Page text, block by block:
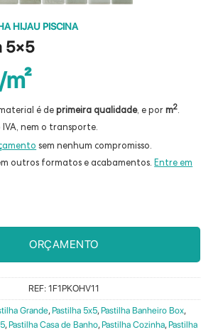
HIJAU PISCINA
5×5
é de primeira qualidade, e porm2.
IVA, nem o transporte.
sem nenhum compromisso.
outros formatos e acabamentos.Entre em
ORÇAMENTO
REF: 1F1PKOHV11
Grande, Pastilha 5x5, Pastilha Banheiro Box,
, Pastilha Casa de Banho, Pastilha Cozinha, Pastilha